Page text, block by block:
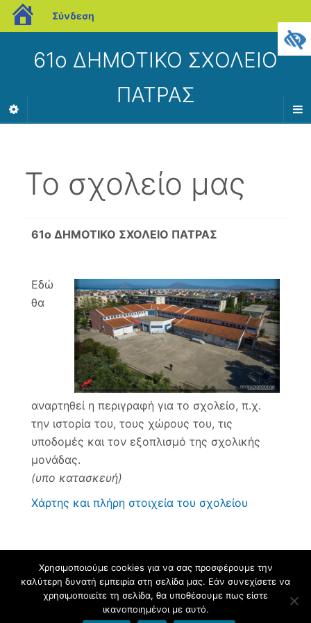
blogs.sch.gr
Σύνδεση
61ο ΔΗΜΟΤΙΚΟ ΣΧΟΛΕΙΟ
ΠΑΤΡΑΣ
Το σχολείο μας
61ο ΔΗΜΟΤΙΚΟ ΣΧΟΛΕΙΟ ΠΑΤΡΑΣ
Εδώ
θα
αναρτηθεί η περιγραφή για το σχολείο, π.χ.
την ιστορία του, τους χώρους του, τις
υποδομές και τον εξοπλισμό της σχολικής
μονάδας.
(υπο κατασκευή)
Χάρτης και πλήρη στοιχεία του σχολείου
Φιλοξενείται στο https://blogs.sch.gr
. Θέμα εμφάνισης Flat-sch.
Βασισμένο στοFlat
Χρησιμοποιούμε cookies για να σας προσφέρουμε την
καλύτερη δυνατή εμπειρία στη σελίδα μας. Εάν συνεχίσετε να
χρησιμοποιείτε τη σελίδα, θα υποθέσουμε πως είστε
ικανοποιημένοι με αυτό.